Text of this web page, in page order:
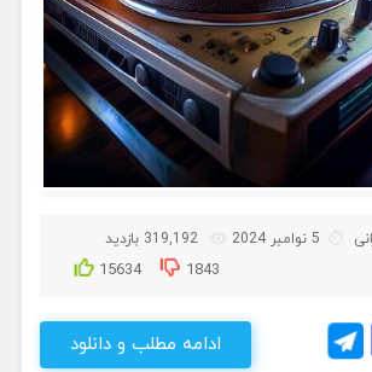
5 نوامبر 2024 319,192 بازدید
15634 1843
ادامه مطلب و دانلود